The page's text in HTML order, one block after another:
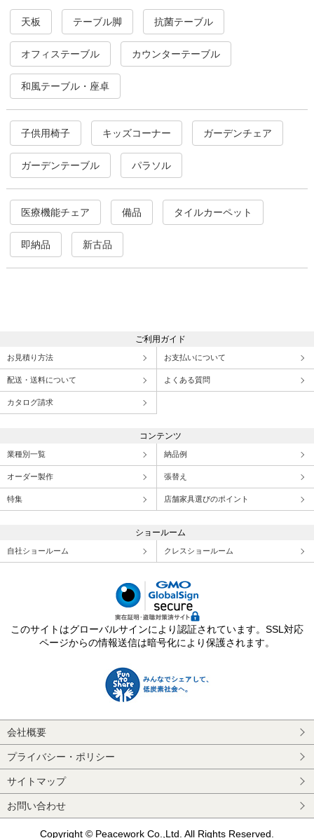
天板 テーブル脚 抗菌テーブル
オフィステーブル カウンターテーブル
和風テーブル・座卓
子供用椅子 キッズコーナー ガーデンチェア
ガーデンテーブル パラソル
医療機能チェア 備品 タイルカーペット
即納品 新古品
ご利用ガイド
お見積り方法 お支払いについて
配送・送料について よくある質問
カタログ請求
コンテンツ
業種別一覧 納品例
オーダー製作 張替え
特集 店舗家具選びのポイント
ショールーム
自社ショールーム クレスショールーム
このサイトはグローバルサインにより認証されています。SSL対応
ページからの情報送信は暗号化により保護されます。
会社概要
プライバシー・ポリシー
サイトマップ
お問い合わせ
Copyright © Peacework Co.,Ltd. All Rights Reserved.